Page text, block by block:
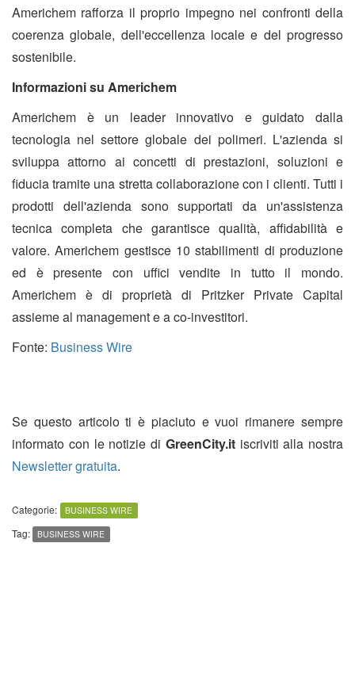
Americhem rafforza il proprio impegno nei confronti della
coerenza globale, dell'eccellenza locale e del progresso
sostenibile.
Informazioni su Americhem
Americhem è un leader innovativo e guidato dalla
tecnologia nel settore globale dei polimeri. L'azienda si
sviluppa attorno ai concetti di prestazioni, soluzioni e
fiducia tramite una stretta collaborazione con i clienti. Tutti i
prodotti dell'azienda sono supportati da un'assistenza
tecnica completa che garantisce qualità, affidabilità e
valore. Americhem gestisce 10 stabilimenti di produzione
ed è presente con uffici vendite in tutto il mondo.
Americhem è di proprietà di Pritzker Private Capital
assieme al management e a co-investitori.
Fonte: Business Wire
Se questo articolo ti è piaciuto e vuoi rimanere sempre
informato con le notizie di GreenCity.itiscriviti alla nostra
Newsletter gratuita.
Categorie: BUSINESS WIRE
Tag: BUSINESS WIRE